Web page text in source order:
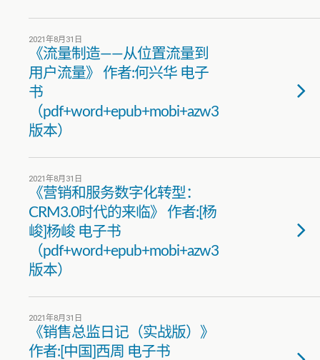
2021年8月31日
《流量制造——从位置流量到
用户流量》 作者:何兴华 电子
书
（pdf+word+epub+mobi+azw3
版本）
2021年8月31日
《营销和服务数字化转型：
CRM3.0时代的来临》 作者:[杨
峻]杨峻 电子书
（pdf+word+epub+mobi+azw3
版本）
2021年8月31日
《销售总监日记（实战版）》
作者:[中国]西周 电子书